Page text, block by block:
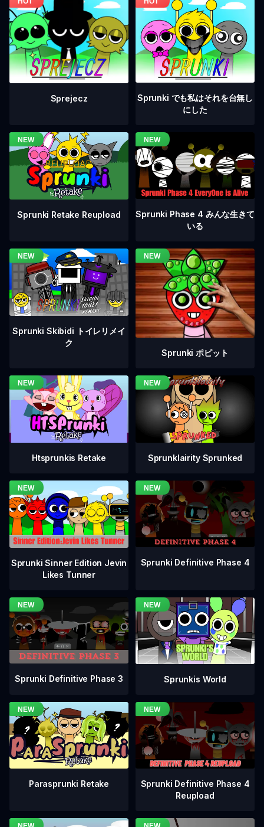
Sprejecz
Sprunki でも私はそれを台無し
にした
Sprunki Retake Reupload
Sprunki Phase 4 みんな生きて
いる
Sprunki Skibidi トイレリメイ
ク
Sprunki ポピット
Htsprunkis Retake Sprunklairity Sprunked
Sprunki Sinner Edition Jevin
Likes Tunner
Sprunki Definitive Phase 4
Sprunki Definitive Phase 3 Sprunkis World
Parasprunki Retake
Sprunki Definitive Phase 4
Reupload